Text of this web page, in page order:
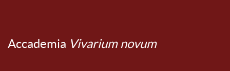
Accademia Vivarium novum